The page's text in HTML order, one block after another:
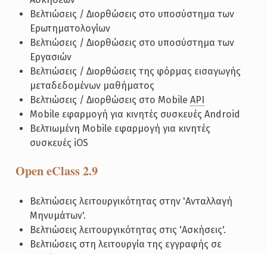
Βελτιώσεις / Διορθώσεις στο υποσύστημα των
Ερωτηματολογίων
Βελτιώσεις / Διορθώσεις στο υποσύστημα των
Εργασιών
Βελτιώσεις / Διορθώσεις της φόρμας εισαγωγής
μεταδεδομένων μαθήματος
Βελτιώσεις / Διορθώσεις στο Mobile API
Mobile εφαρμογή για κινητές συσκευές Android
Βελτιωμένη Mobile εφαρμογή για κινητές
συσκευές iOS
Open eClass 2.9
Βελτιώσεις λειτουργικότητας στην 'Ανταλλαγή
Μηνυμάτων'.
Βελτιώσεις λειτουργικότητας στις 'Ασκήσεις'.
Βελτιώσεις στη λειτουργία της εγγραφής σε